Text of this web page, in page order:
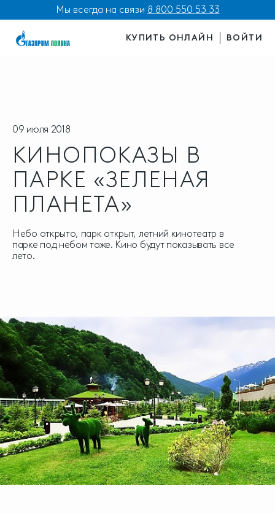
Мы всегда на связи 8 800 550 53 33
КУПИТЬ ОНЛАЙН ВОЙТИ
09 июля 2018
КИНОПОКАЗЫ В
ПАРКЕ «ЗЕЛЕНАЯ
ПЛАНЕТА»
Небо открыто, парк открыт, летний кинотеатр в
парке под небом тоже. Кино будут показывать все
лето.